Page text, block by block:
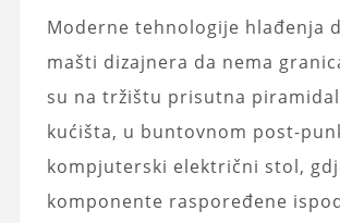
Moderne tehnologije hlađenja
mašti dizajnera da nema
su na tržištu prisutna
kućišta, u buntovnom post-
kompjuterski električni stol,
komponente raspoređene